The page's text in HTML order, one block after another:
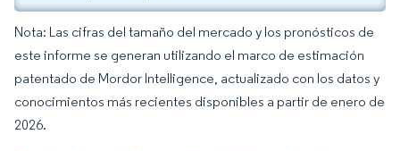
Nota: Las cifras del tamaño del mercado y los pronósticos de
este informe se generan utilizando el marco de estimación
patentado de Mordor Intelligence, actualizado con los datos y
conocimientos más recientes disponibles a partir de enero de
2026.